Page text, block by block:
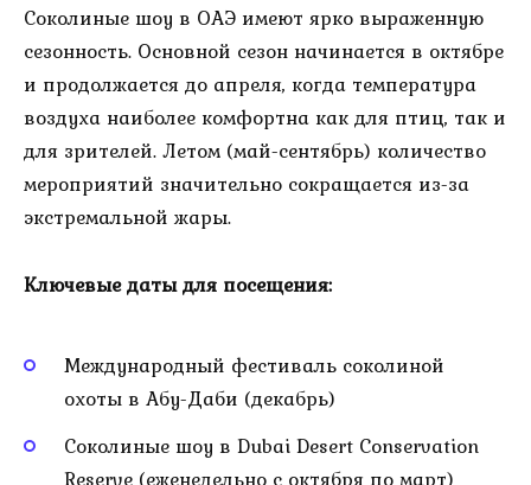
Соколиные шоу в ОАЭ имеют ярко выраженную
сезонность. Основной сезон начинается в октябре
и продолжается до апреля, когда температура
воздуха наиболее комфортна как для птиц, так и
для зрителей. Летом (май-сентябрь) количество
мероприятий значительно сокращается из-за
экстремальной жары.
Ключевые даты для посещения:
Международный фестиваль соколиной
охоты в Абу-Даби (декабрь)
Соколиные шоу в Dubai Desert Conservation